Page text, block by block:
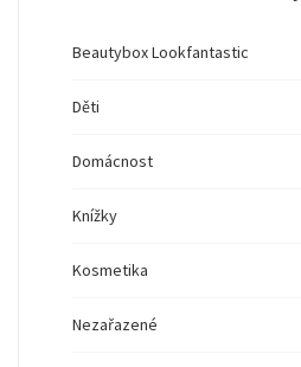
Beautybox Lookfantastic
Děti
Domácnost
Knížky
Kosmetika
Nezařazené